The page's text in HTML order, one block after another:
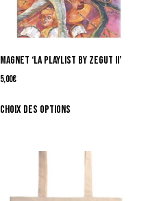
Magnet ‘La Playlist By Zegut II’
5,00€
Choix des options